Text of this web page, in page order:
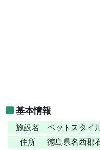
基本情報
施設名
ペットスタイ
住所
徳島県名西郡